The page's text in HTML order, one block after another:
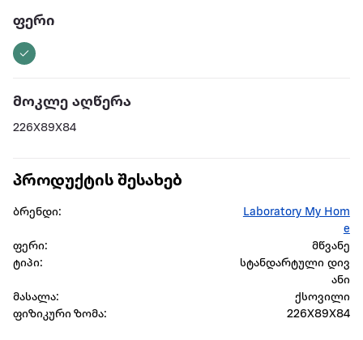
ფერი
მოკლე აღწერა
226X89X84
პროდუქტის შესახებ
ბრენდი:
Laboratory My Hom
e
ფერი:
მწვანე
ტიპი:
სტანდარტული დივ
ანი
მასალა:
ქსოვილი
ფიზიკური ზომა:
226X89X84